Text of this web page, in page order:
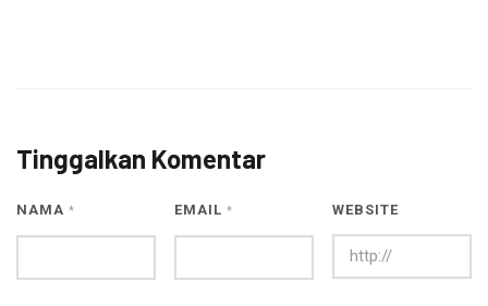
Tinggalkan Komentar
NAMA * EMAIL * WEBSITE